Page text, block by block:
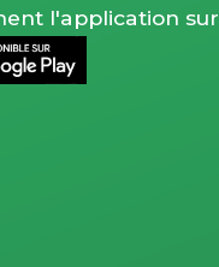
l'application sur